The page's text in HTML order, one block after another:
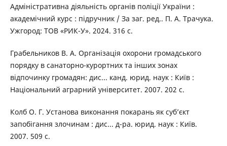
Адміністративна діяльність органів поліції України :
академічний курс : підручник / За заг. ред.. П. А. Трачука.
Ужгород: ТОВ «РИК-У». 2024. 316 с.
Грабельников В. А. Організація охорони громадського
порядку в санаторно-курортних та інших зонах
відпочинку громадян: дис... канд. юрид. наук : Київ :
Національний аграрний університет. 2007. 202 с.
Колб О. Г. Установа виконання покарань як суб’єкт
запобігання злочинам : дис... д-ра. юрид. наук : Київ.
2007. 509 с.